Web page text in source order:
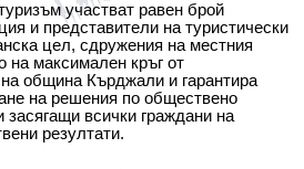
участват равен брой
и представители на туристически
цел, сдружения на местния
на максимален кръг от
община Кърджали и гарантира
на решения по обществено
всички граждани на
резултати.